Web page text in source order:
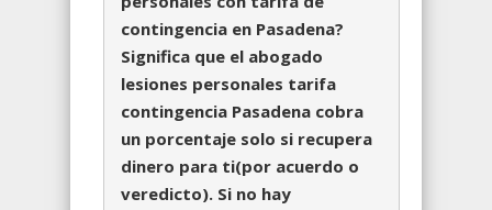
contingencia en Pasadena?
Significa que el abogado
lesiones personales tarifa
contingencia Pasadena cobra
un porcentaje solo si recupera
dinero para ti(por acuerdo o
veredicto). Si no hay